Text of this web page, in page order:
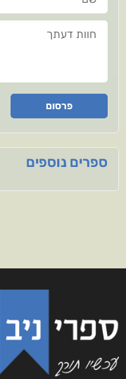
חוות דעתך
פרסום
ספרים נוספים